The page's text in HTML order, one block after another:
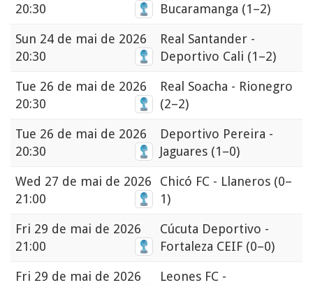
20:30
Bucaramanga (1–2)
Sun 24 de mai de 2026
20:30
Real Santander -
Deportivo Cali (1–2)
Tue 26 de mai de 2026
20:30
Real Soacha - Rionegro
(2–2)
Tue 26 de mai de 2026
20:30
Deportivo Pereira -
Jaguares (1–0)
Wed 27 de mai de 2026
21:00
Chicó FC - Llaneros (0–
1)
Fri 29 de mai de 2026
21:00
Cúcuta Deportivo -
Fortaleza CEIF (0–0)
Fri 29 de mai de 2026
Leones FC -